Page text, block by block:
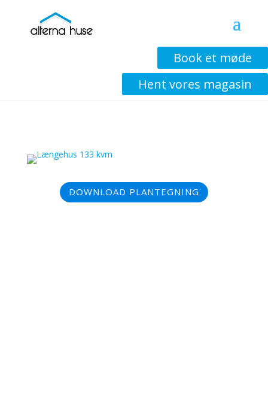
Book et møde
Hent vores magasin
Vinkelhus 153 KVM
DOWNLOAD PLANTEGNING